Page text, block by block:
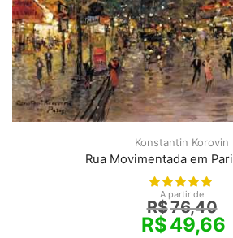
Konstantin Korovin
Rua Movimentada em
A partir de
R$76,40
R$49,66